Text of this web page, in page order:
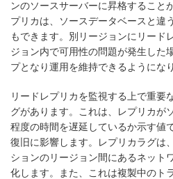
ンのソースサーバーに昇格すること
プリカは、ソースデータベースと違
もできます。別リージョンにリード
ジョン内で可用性の問題が発生した
プとなり運用を維持できるようにな
リードレプリカを監視する上で重要
グがあります。これは、レプリカが
程度の時間を遅延しているか示す値
復旧に影響します。レプリカラグは
ションのリージョン間にあるネット
化します。また、これは複製中のト